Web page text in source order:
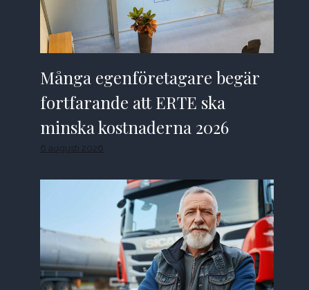
Många egenföretagare begär
fortfarande att ERTE ska
minska kostnaderna 2026
6 augusti 2026